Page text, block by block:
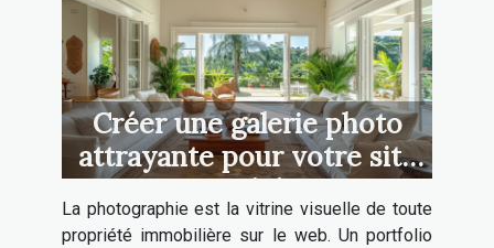
Créer une galerie photo
attrayante pour votre site
immobilier
La photographie est la vitrine visuelle de toute
propriété immobilière sur le web. Un portfolio